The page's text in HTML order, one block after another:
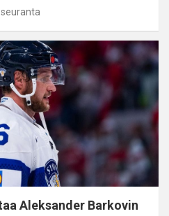
Aleksander Barkovin